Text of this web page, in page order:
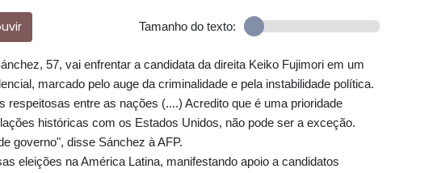
Tamanho do texto:
57, vai enfrentar a candidata da direita Keiko Fujimori em um
marcado pelo auge da criminalidade e pela instabilidade política.
respeitosas entre as nações (....) Acredito que é uma prioridade
históricas com os Estados Unidos, não pode ser a exceção.
governo", disse Sánchez à AFP.
eleições na América Latina, manifestando apoio a candidatos